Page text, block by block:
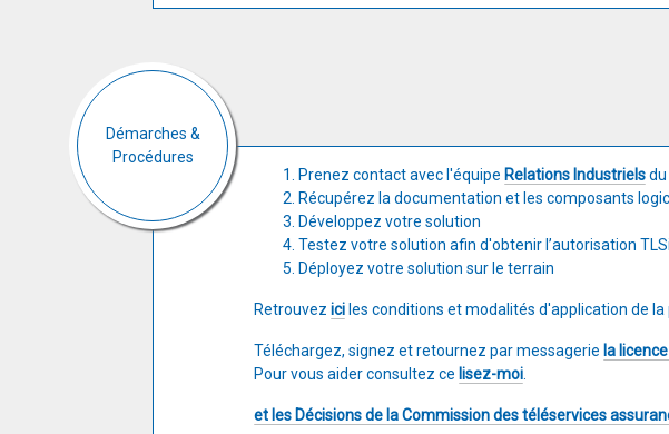
Démarches &
Procédures
Prenez contact avec l'équipe Relations Industrielsdu
Récupérez la documentation et les composants
Développez votre solution
Testez votre solution afin d'obtenir l’autorisation
Déployez votre solution sur le terrain
Retrouvez ici les conditions et modalités d'application de la
Téléchargez, signez et retournez par messagerie la
Pour vous aider consultez ce lisez-moi
et les Décisions de la Commission des téléservices